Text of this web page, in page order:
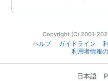
Copyright (C) 2001-
ヘルプ
ガイドライン
利用者情報
日本語